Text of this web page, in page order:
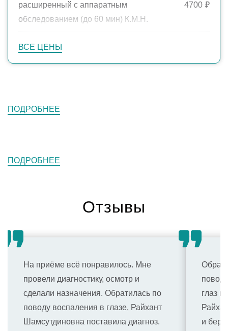
ВСЕ ЦЕНЫ
расширенный с аппаратным
обследованием (до 60 мин) К.М.Н.
4700 ₽
ПОДРОБНЕЕ
ПОДРОБНЕЕ
Отзывы
На приёме всё понравилось. Мне
провели диагностику, осмотр и
сделали назначения. Обратилась по
поводу воспаления в глазе, Райхант
Шамсутдиновна поставила диагноз.
глаз
и